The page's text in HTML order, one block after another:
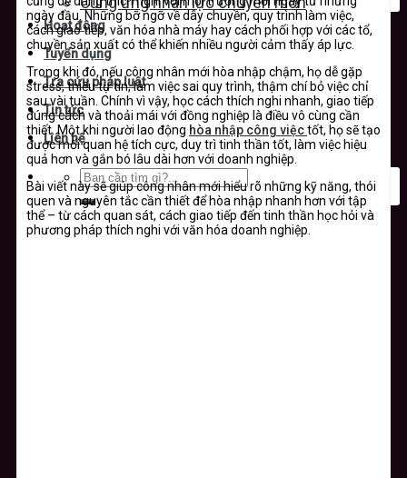
Hoạt động
Tuyển dụng
Tra cứu pháp luật
Tin tức
Liên hệ
ngày đầu. Những bỡ ngỡ về dây chuyền, quy trình làm việc,
cách giao tiếp, văn hóa nhà máy hay cách phối hợp với các tổ,
chuyền sản xuất có thể khiến nhiều người cảm thấy áp lực.
Trong khi đó, nếu công nhân mới hòa nhập chậm, họ dễ gặp
stress, thiếu tự tin, làm việc sai quy trình, thậm chí bỏ việc chỉ
sau vài tuần. Chính vì vậy, học cách thích nghi nhanh, giao tiếp
đúng cách và thoải mái với đồng nghiệp là điều vô cùng cần
thiết. Một khi người lao động hòa nhập công việctốt, họ sẽ tạo
được mối quan hệ tích cực, duy trì tinh thần tốt, làm việc hiệu
quả hơn và gắn bó lâu dài hơn với doanh nghiệp.
Bài viết này sẽ giúp công nhân mới hiểu rõ những kỹ năng, thói
quen và nguyên tắc cần thiết để hòa nhập nhanh hơn với tập
thể – từ cách quan sát, cách giao tiếp đến tinh thần học hỏi và
phương pháp thích nghi với văn hóa doanh nghiệp.